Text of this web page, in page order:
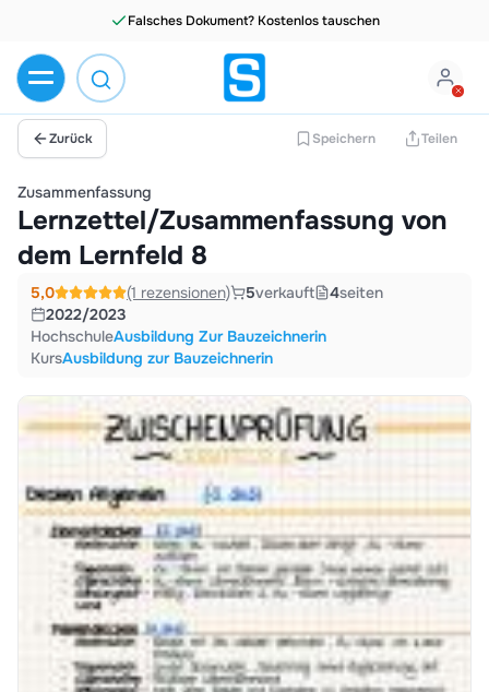
Falsches Dokument? Kostenlos tauschen
Zurück Speichern Teilen
Zusammenfassung
Lernzettel/Zusammenfassung von
dem Lernfeld 8
5,0 (1 rezensionen) 5verkauft 4seiten
2022/2023
HochschuleAusbildung Zur Bauzeichnerin
KursAusbildung zur Bauzeichnerin